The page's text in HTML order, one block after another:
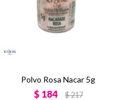
Polvo Rosa Nacar 5g
$ 184 $217